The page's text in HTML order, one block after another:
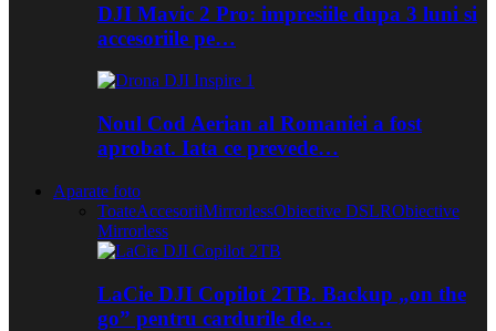
DJI Mavic 2 Pro: impresiile dupa 3 luni si
accesoriile pe…
Noul Cod Aerian al Romaniei a fost
aprobat. Iata ce prevede…
Aparate foto
ToateAccesoriiMirrorlessObiective DSLRObiective
Mirrorless
LaCie DJI Copilot 2TB. Backup „on the
go” pentru cardurile de…